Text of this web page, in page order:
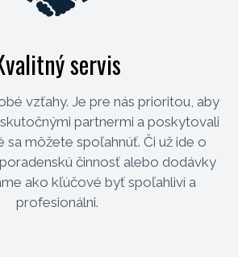
servis
vzťahy. Je pre nás prioritou, aby
partnermi a poskytovali
sa môžete spoľahnúť. Či už ide o
činnosť alebo dodávky
ako kľúčové byť spoľahliví a
profesionálni.